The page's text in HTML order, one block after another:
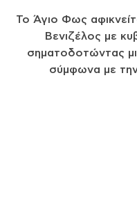
Το Άγιο Φως
Βενιζέλος με
σηματοδοτώντας
σύμφωνα με